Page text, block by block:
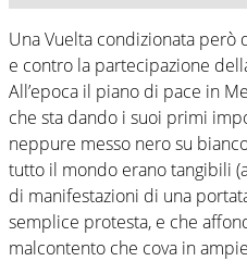
Una Vuelta condizionata però
e contro la partecipazione
All’epoca il piano di pace in
che sta dando i suoi primi
neppure messo nero su
tutto il mondo erano tangibili
di manifestazioni di una
semplice protesta, e che
malcontento che cova in